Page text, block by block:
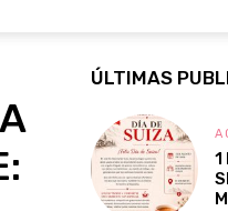
ÚLTIMAS
1